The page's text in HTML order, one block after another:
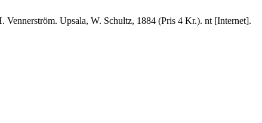
Upsala, W. Schultz, 1884 (Pris 4 Kr.). nt [Internet].